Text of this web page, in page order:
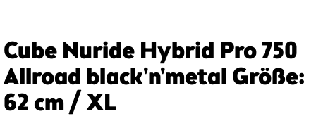
Cube Nuride Hybrid Pro 750
Allroad black'n'metal Größe:
62 cm / XL